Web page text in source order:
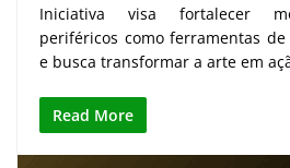
Iniciativa visa fortalecer
periféricos como ferramentas
e busca transformar a arte em
Read More